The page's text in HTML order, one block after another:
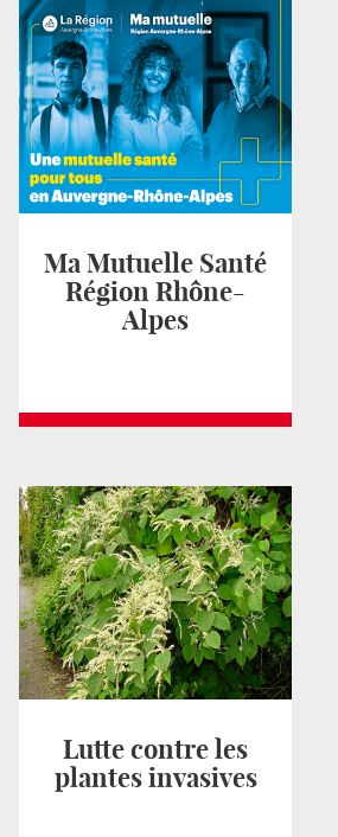
Ma Mutuelle Santé
Région Rhône-
Alpes
Lutte contre les
plantes invasives